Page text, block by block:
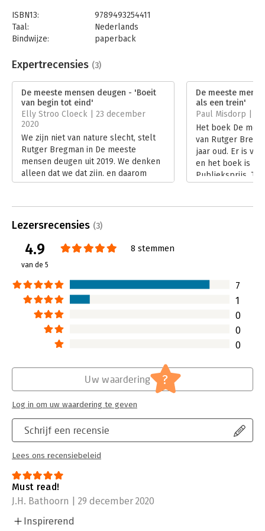
Het boek dat we nu nodig hebben.– The Telegraph
Wordt alleen maar relevanter de komende jaren.
Times
Een fantastisch boek. Vlot, toegankelijk en vol geweldige
verhalen.
ISBN13:
9789493254411
Taal:
Nederlands
Bindwijze:
paperback
Uitgever:
De Correspondent BV
Verschijningsdatum:
Hoofdrubriek: Mens en maatschappij
Expertrecensies (3)
De meeste mensen deugen - 'Boeit
van begin tot eind'
Elly Stroo Cloeck | 23 december
2020
We zijn niet van nature slecht, stelt
Rutger Bregman in De meeste
mensen deugen uit 2019. We denken
alleen dat we dat zijn, en daarom
gedragen we ons zo. En we denken
onderzoeken verkeerd interpreteren.
We kunnen de wereld dus
verbeteren door uit te gaan van het
goede. Hoe simpel kun je het maken?
Lees verder
De meeste
als een trein'
Paul Misdorp | 3
Het boek De
van Rutger
jaar oud. Er is
en het boek is
Publieksprijs.
Lezersrecensies (3)
4.9
van de 5
8 stemmen
7
1
0
0
0
Schrijf een recensie
Lees ons recensiebeleid
Uw waardering ?
Log in om uw waardering te geven
Must read!
J.H. Bathoorn | 29 december 2020
Inspirerend